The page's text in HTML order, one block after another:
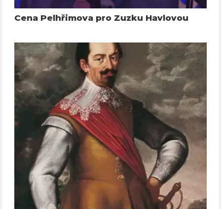
Cena Pelhřimova pro Zuzku Havlovou